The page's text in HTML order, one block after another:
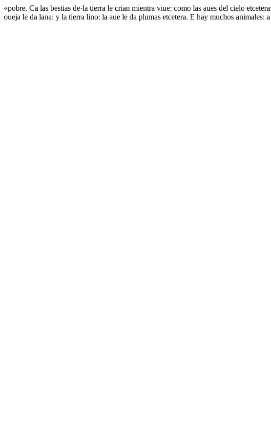
«pobre. Ca las bestias de·la tierra le crian mientra viue: como las aues del cielo
oueja le da lana: y la tierra lino: la aue le da plumas etcetera. E hay muchos animales: